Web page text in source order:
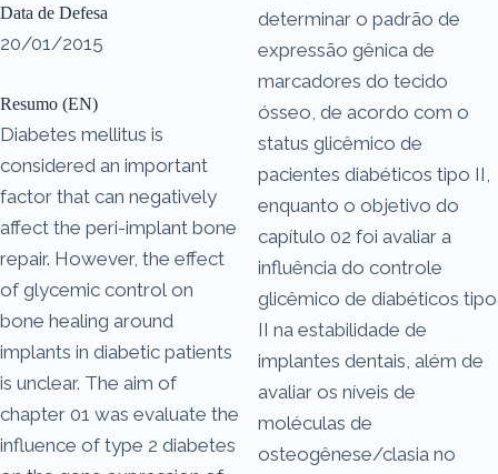
Data de Defesa
20/01/2015
Resumo (EN)
Diabetes mellitus is
considered an important
factor that can negatively
affect the peri-implant bone
repair. However, the effect
of glycemic control on
bone healing around
implants in diabetic patients
is unclear. The aim of
chapter 01 was evaluate the
influence of type 2 diabetes
determinar o padrão de
expressão gênica de
marcadores do tecido
ósseo, de acordo com o
status glicêmico de
pacientes diabéticos tipo II,
enquanto o objetivo do
capítulo 02 foi avaliar a
influência do controle
glicêmico de diabéticos tipo
II na estabilidade de
implantes dentais, além de
avaliar os níveis de
moléculas de
osteogênese/clasia no